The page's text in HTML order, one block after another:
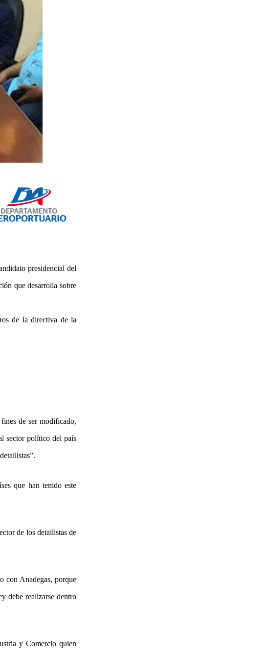
presidencial del
que desarrolla sobre
de la directiva de la
de ser modificado,
sector político del país
que han tenido este
de los detallistas de
con Anadegas, porque
debe realizarse dentro
y Comercio quien